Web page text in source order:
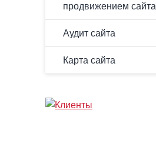
продвижением сайта
Аудит сайта
Карта сайта